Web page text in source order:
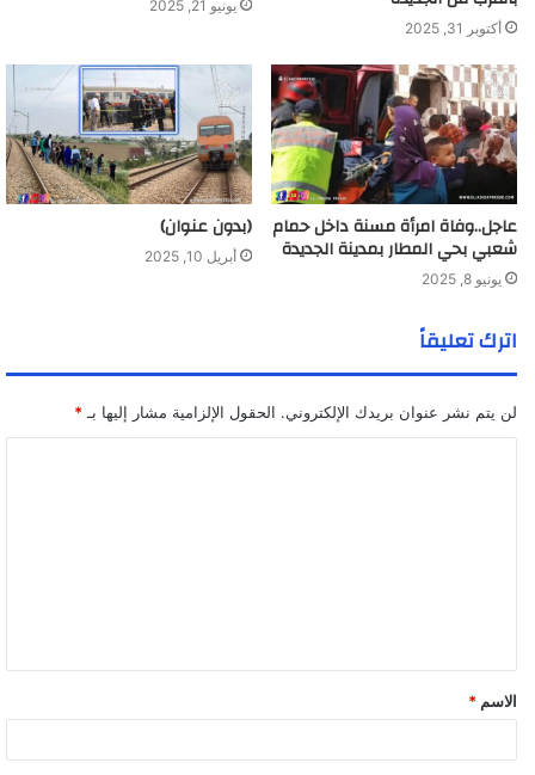
أكتوبر 31, 2025
يونيو 21, 2025
عاجل..وفاة امرأة مسنة داخل حمام
شعبي بحي المطار بمدينة الجديدة
يونيو 8, 2025
(بدون عنوان)
أبريل 10, 2025
اترك تعليقاً
لن يتم نشر عنوان بريدك الإلكتروني. الحقول الإلزامية مشار إليها بـ *
ق
*
الاسم *